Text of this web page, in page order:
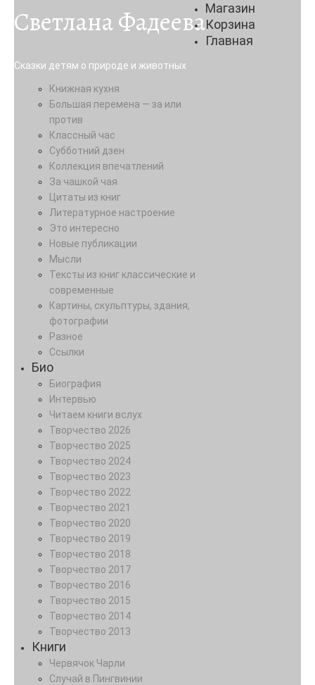
Светлана Фадеева
Сказки детям о природе и животных
Магазин
Корзина
Главная
Книжная кухня
Большая перемена — за или
против
Классный час
Субботний дзен
Коллекция впечатлений
За чашкой чая
Цитаты из книг
Литературное настроение
Это интересно
Новые публикации
Мысли
Тексты из книг классические и
современные
Картины, скульптуры, здания,
фотографии
Разное
Ссылки
Био
Биография
Интервью
Читаем книги вслух
Творчество 2026
Творчество 2025
Творчество 2024
Творчество 2023
Творчество 2022
Творчество 2021
Творчество 2020
Творчество 2019
Творчество 2018
Творчество 2017
Творчество 2016
Творчество 2015
Творчество 2014
Творчество 2013
Книги
Червячок Чарли
Случай в Пингвинии